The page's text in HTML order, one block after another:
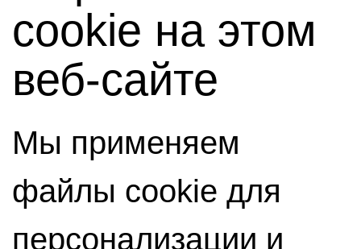
cookie на этом
веб-сайте
Мы применяем
файлы cookie для
персонализации и